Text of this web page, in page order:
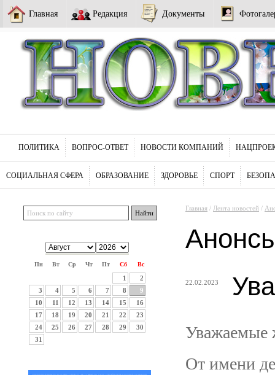
Главная Редакция Документы
ПОЛИТИКА ВОПРОС-ОТВЕТ НОВОСТИ КОМПАНИЙ
СОЦИАЛЬНАЯ СФЕРА ОБРАЗОВАНИЕ ЗДОРОВЬЕ СПОРТ
Пн Вт Ср Чт Пт Сб Вс
1
2
3
4 5 6 7 8
9
10
11 12 13 14 15
16
17
18 19 20 21 22
23
24
25 26 27 28 29
30
31
Главная / Лента новостей /
22.02.2023
Уважаемые
От имени